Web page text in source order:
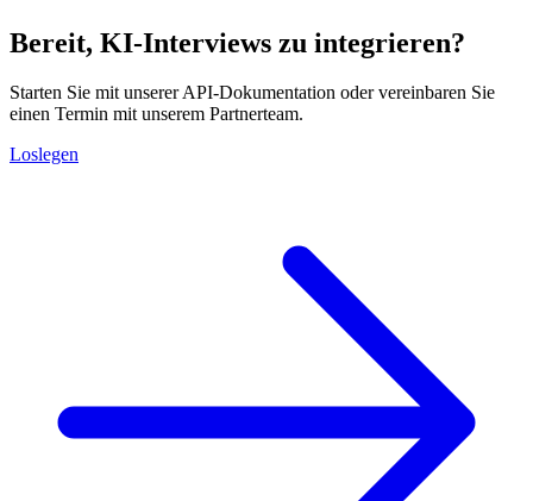
Bereit, KI-Interviews zu integrieren?
Starten Sie mit unserer API-Dokumentation oder vereinbaren Sie
einen Termin mit unserem Partnerteam.
Loslegen